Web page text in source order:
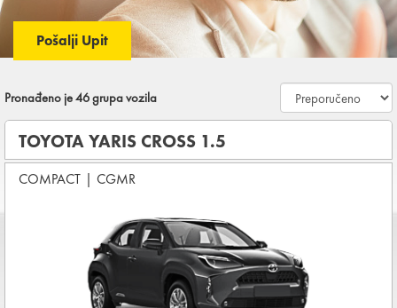
Pošalji Upit
Pronađeno je46grupa vozila
TOYOTA YARIS CROSS 1.5
COMPACT | CGMR